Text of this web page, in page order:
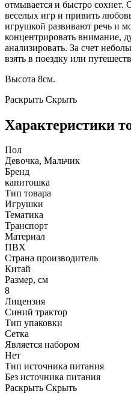
отмывается и быстро
веселых игр и привить
игрушкой развивают речь и
концентрировать внимание,
анализировать. За счет
взять в поездку или
Высота 8см.
Раскрыть Скрыть
Характеристики
Пол
Девочка, Мальчик
Бренд
капитошка
Тип товара
Игрушки
Тематика
Транспорт
Материал
ПВХ
Страна производитель
Китай
Размер, см
8
Лицензия
Синий трактор
Тип упаковки
Сетка
Является набором
Нет
Тип источника питания
Без источника питания
Раскрыть Скрыть